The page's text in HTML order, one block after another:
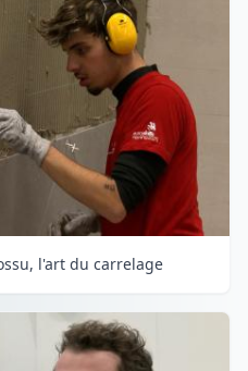
l'art du carrelage